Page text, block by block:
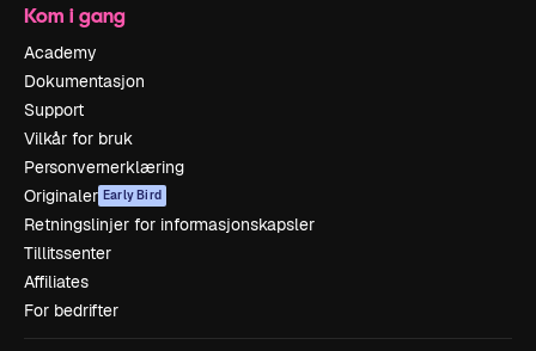
Kom i gang
Academy
Dokumentasjon
Support
Vilkår for bruk
Personvernerklæring
Originaler Early Bird
Retningslinjer for informasjonskapsler
Tillitssenter
Affiliates
For bedrifter